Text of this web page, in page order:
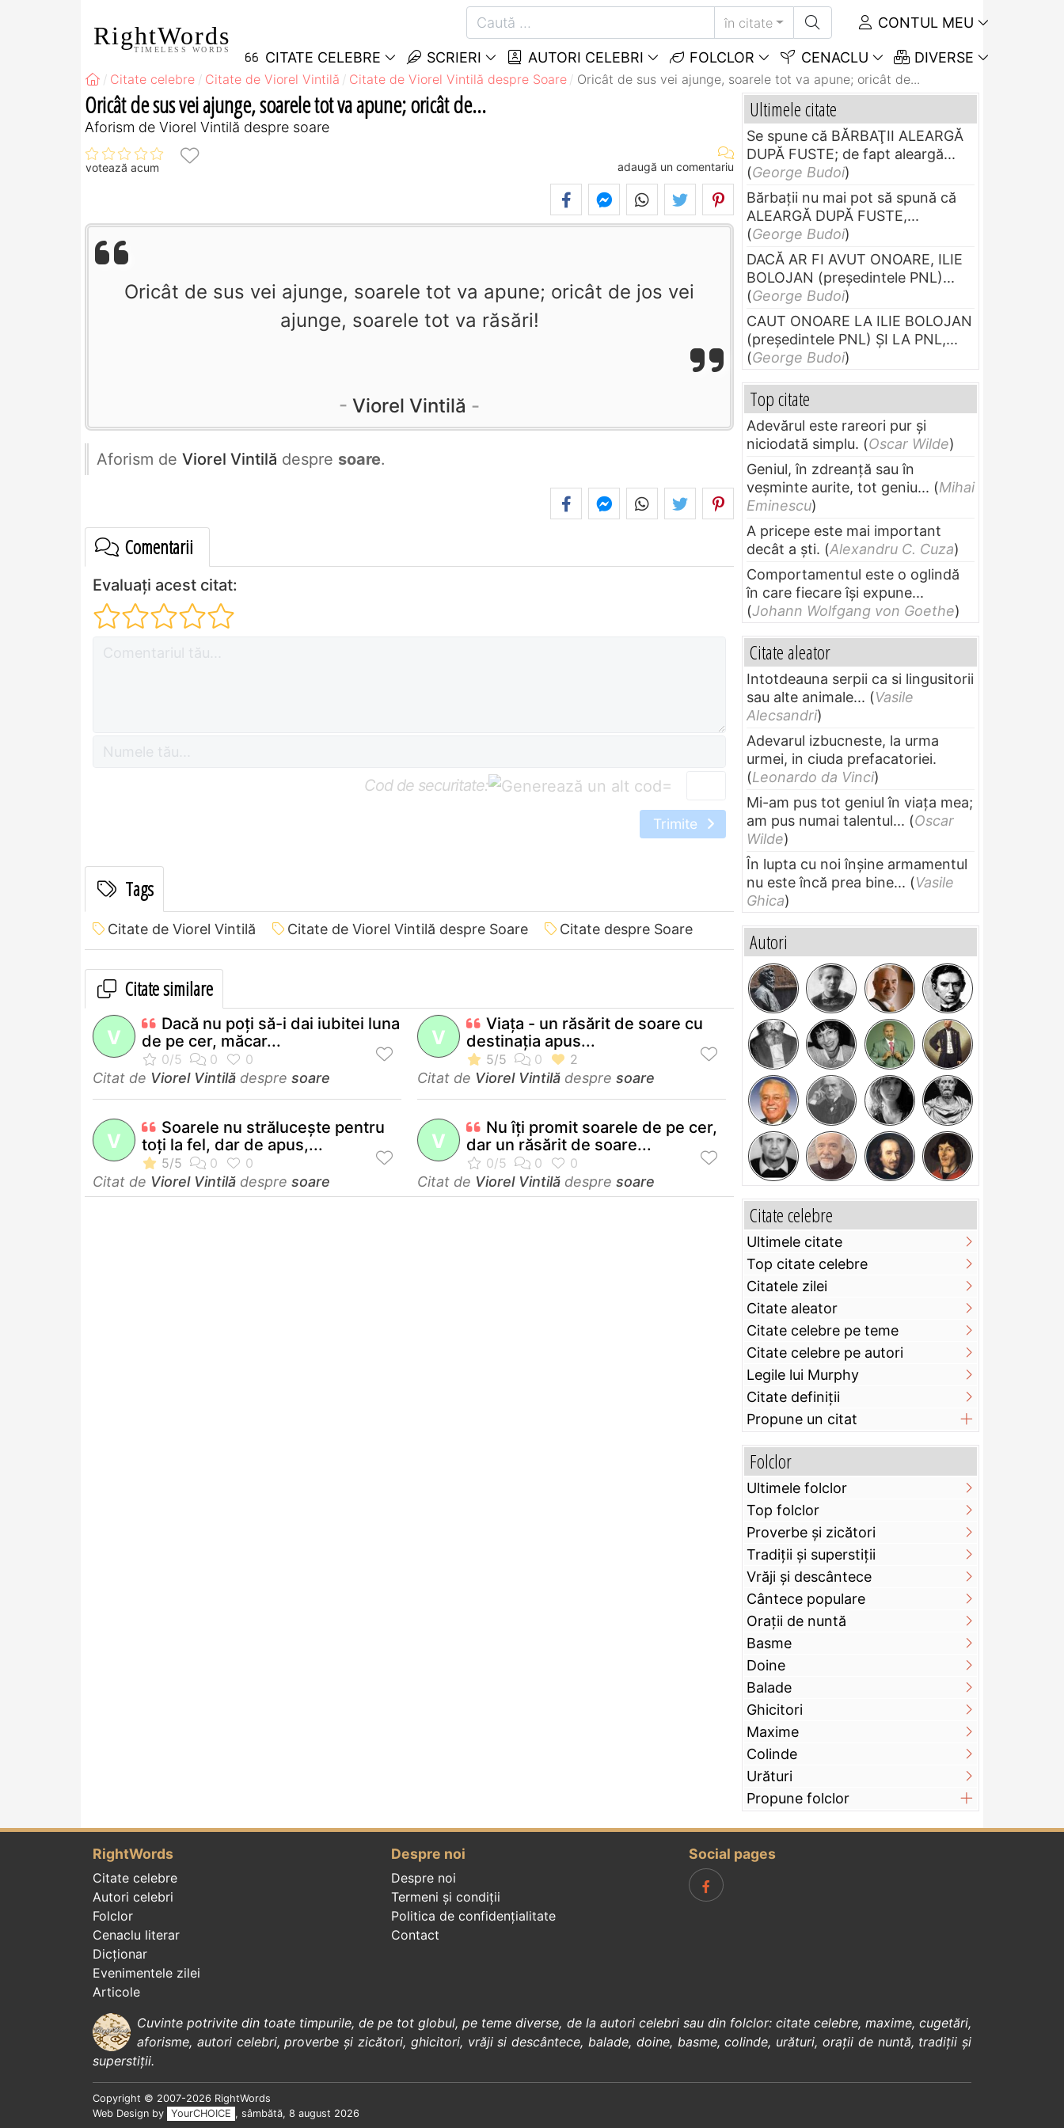
RightWords
TIMELESS WORDS
în citate CONTUL MEU
CITATE CELEBRE SCRIERI AUTORI CELEBRI FOLCLOR CENACLU DIVERSE
Citate celebre Citate de Viorel Vintilă Citate de Viorel Vintilă despre Soare Oricât de sus vei ajunge, soarele tot va apune; oricât de...
Oricât de sus vei ajunge, soarele tot va apune; oricât de...
Aforism de Viorel Vintilă despre soare
votează acum adaugă un comentariu
Oricât de sus vei ajunge, soarele tot va apune; oricât de jos vei
ajunge, soarele tot va răsări!
Viorel Vintilă
Aforism de Viorel Vintilă despre soare.
Comentarii
Evaluați acest citat:
Cod de securitate: =
Trimite
Tags
Citate de Viorel Vintilă Citate de Viorel Vintilă despre Soare Citate despre Soare
Citate similare
V
Dacă nu poţi să-i dai iubitei luna
de pe cer, măcar...
Citat de Viorel Vintilă despre soare
V
Viaţa - un răsărit de soare cu
destinaţia apus...
Citat de Viorel Vintilă despre soare
V
Soarele nu străluceşte pentru
toţi la fel, dar de apus,...
Citat de Viorel Vintilă despre soare
V
Nu îţi promit soarele de pe cer,
dar un răsărit de soare...
Citat de Viorel Vintilă despre soare
Ultimele citate
Se spune că BĂRBAŢII ALEARGĂ
DUPĂ FUSTE; de fapt aleargă...
(George Budoi)
Bărbaţii nu mai pot să spună că
ALEARGĂ DUPĂ FUSTE,...
(George Budoi)
DACĂ AR FI AVUT ONOARE, ILIE
BOLOJAN (preşedintele PNL)...
(George Budoi)
CAUT ONOARE LA ILIE BOLOJAN
(preşedintele PNL) ŞI LA PNL,...
(George Budoi)
Top citate
Adevărul este rareori pur și
niciodată simplu. (Oscar Wilde)
Geniul, în zdreanţă sau în
veşminte aurite, tot geniu... (Mihai
Eminescu)
A pricepe este mai important
decât a ști. (Alexandru C. Cuza)
Comportamentul este o oglindă
în care fiecare își expune...
(Johann Wolfgang von Goethe)
Citate aleator
Intotdeauna serpii ca si lingusitorii
sau alte animale... (Vasile
Alecsandri)
Adevarul izbucneste, la urma
urmei, in ciuda prefacatoriei.
(Leonardo da Vinci)
Mi-am pus tot geniul în viața mea;
am pus numai talentul... (Oscar
Wilde)
În lupta cu noi înșine armamentul
nu este încă prea bine... (Vasile
Ghica)
Autori
Citate celebre
Ultimele citate
Top citate celebre
Citatele zilei
Citate aleator
Citate celebre pe teme
Citate celebre pe autori
Legile lui Murphy
Citate definiţii
Propune un citat
Folclor
Ultimele folclor
Top folclor
Proverbe și zicători
Tradiții și superstiții
Vrăji și descântece
Cântece populare
Orații de nuntă
Basme
Doine
Balade
Ghicitori
Maxime
Colinde
Urături
Propune folclor
RightWords
Citate celebre
Autori celebri
Folclor
Cenaclu literar
Dicționar
Evenimentele zilei
Articole
Despre noi
Despre noi
Termeni și condiții
Politica de confidenţialitate
Contact
Social pages
Cuvinte potrivite din toate timpurile, de pe tot globul, pe teme diverse, de la autori celebrisau din folclor: citate celebre, maxime,cugetări,
aforisme, autori celebri,proverbe și zicători, ghicitori, vrăji si descântece, balade, doine, basme,colinde, urături, orații de nuntă, tradiții și
superstiții.
Copyright © 2007-2026 RightWords
Web Design by
YourCHOICE , sâmbătă, 8 august 2026